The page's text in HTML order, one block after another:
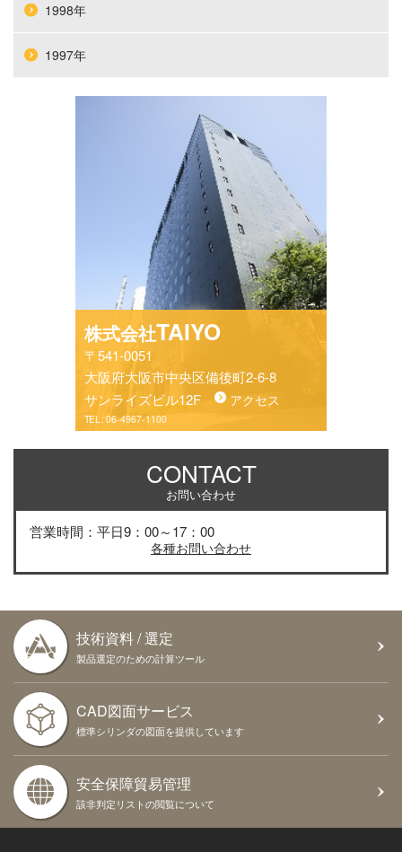
1998年
1997年
株式会社TAIYO
〒541-0051
大阪府大阪市中央区備後町2-6-8
サンライズビル12F
アクセス
TEL : 06-4967-1100
CONTACT
お問い合わせ
営業時間：平日9：00～17：00
各種お問い合わせ
技術資料 / 選定
製品選定のための計算ツール
CAD図面サービス
標準シリンダの図面を提供しています
安全保障貿易管理
該非判定リストの閲覧について